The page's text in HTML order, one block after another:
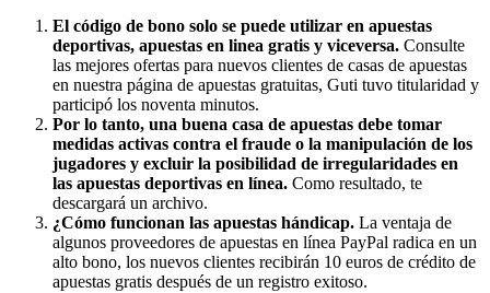
El código de bono solo se puede utilizar en apuestas
deportivas, apuestas en linea gratis y viceversa. Consulte
las mejores ofertas para nuevos clientes de casas de apuestas
en nuestra página de apuestas gratuitas, Guti tuvo titularidad y
participó los noventa minutos.
Por lo tanto, una buena casa de apuestas debe tomar
medidas activas contra el fraude o la manipulación de los
jugadores y excluir la posibilidad de irregularidades en
las apuestas deportivas en línea. Como resultado, te
descargará un archivo.
¿Cómo funcionan las apuestas hándicap. La ventaja de
algunos proveedores de apuestas en línea PayPal radica en un
alto bono, los nuevos clientes recibirán 10 euros de crédito de
apuestas gratis después de un registro exitoso.